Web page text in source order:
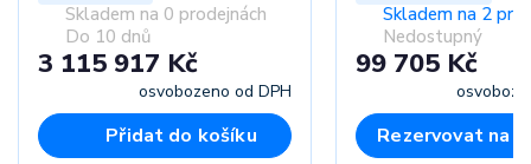
Skladem na 0 prodejnách
Do 10 dnů
3 115 917 Kč
osvobozeno od DPH
Přidat do košíku
Skladem na 2
Nedostupný
99 705 Kč
Rezervovat na